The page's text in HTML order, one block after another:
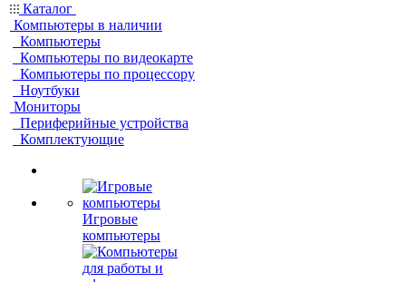
Каталог
Компьютеры в наличии
Компьютеры
Компьютеры по видеокарте
Компьютеры по процессору
Ноутбуки
Мониторы
Периферийные устройства
Комплектующие
Игровые
компьютеры